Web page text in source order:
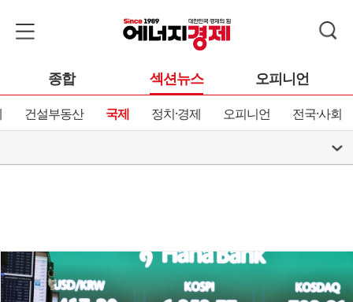
종합 섹션뉴스 오피니언
건설부동산 국제 정치·경제 오피니언 전국·사회